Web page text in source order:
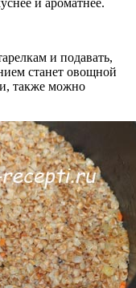
и подавать,
станет овощной
также можно